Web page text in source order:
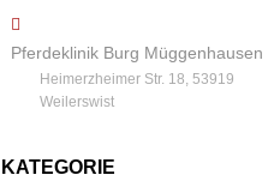
Pferdeklinik Burg Müggenhausen
Heimerzheimer Str. 18, 53919
Weilerswist
KATEGORIE